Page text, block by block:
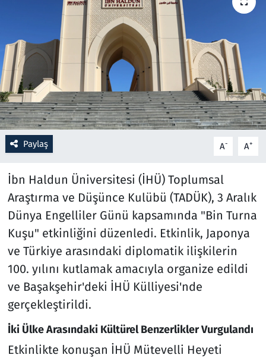
Paylaş A- A+
İbn Haldun Üniversitesi (İHÜ) Toplumsal
Araştırma ve Düşünce Kulübü (TADÜK), 3 Aralık
Dünya Engelliler Günü kapsamında "Bin Turna
Kuşu" etkinliğini düzenledi. Etkinlik, Japonya
ve Türkiye arasındaki diplomatik ilişkilerin
100. yılını kutlamak amacıyla organize edildi
ve Başakşehir'deki İHÜ Külliyesi'nde
gerçekleştirildi.
İki Ülke Arasındaki Kültürel Benzerlikler Vurgulandı
Etkinlikte konuşan İHÜ Mütevelli Heyeti
Ramazan
Resmi İlanlar
Rüya Tabirleri
Sağlık
Savunma Sanayi
Spor
Teknoloji ve Bilim
Televizyon